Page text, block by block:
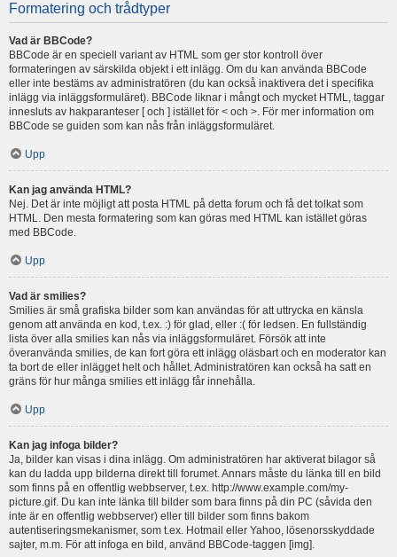
Formatering och trådtyper
Vad är BBCode?
BBCode är en speciell variant av HTML som ger stor kontroll över
formateringen av särskilda objekt i ett inlägg. Om du kan använda BBCode
eller inte bestäms av administratören (du kan också inaktivera det i specifika
inlägg via inläggsformuläret). BBCode liknar i mångt och mycket HTML, taggar
innesluts av hakparanteser [ och ] istället för < och >. För mer information om
BBCode se guiden som kan nås från inläggsformuläret.
Upp
Kan jag använda HTML?
Nej. Det är inte möjligt att posta HTML på detta forum och få det tolkat som
HTML. Den mesta formatering som kan göras med HTML kan istället göras
med BBCode.
Upp
Vad är smilies?
Smilies är små grafiska bilder som kan användas för att uttrycka en känsla
genom att använda en kod, t.ex. :) för glad, eller :( för ledsen. En fullständig
lista över alla smilies kan nås via inläggsformuläret. Försök att inte
överanvända smilies, de kan fort göra ett inlägg oläsbart och en moderator kan
ta bort de eller inlägget helt och hållet. Administratören kan också ha satt en
gräns för hur många smilies ett inlägg får innehålla.
Upp
Kan jag infoga bilder?
Ja, bilder kan visas i dina inlägg. Om administratören har aktiverat bilagor så
kan du ladda upp bilderna direkt till forumet. Annars måste du länka till en bild
som finns på en offentlig webbserver, t.ex. http://www.example.com/my-
picture.gif. Du kan inte länka till bilder som bara finns på din PC (såvida den
inte är en offentlig webbserver) eller till bilder som finns bakom
autentiseringsmekanismer, som t.ex. Hotmail eller Yahoo, lösenorsskyddade
sajter, m.m. För att infoga en bild, använd BBCode-taggen [img].